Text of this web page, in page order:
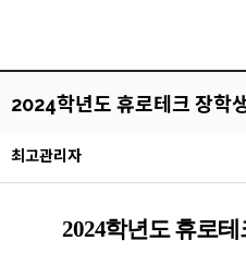
2024학년도 휴로테크 장학
최고관리자
2024학년도 휴로테